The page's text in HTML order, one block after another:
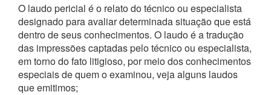
O laudo pericial é o relato do técnico ou especialista
designado para avaliar determinada situação que está
dentro de seus conhecimentos. O laudo é a tradução
das impressões captadas pelo técnico ou especialista,
em torno do fato litigioso, por meio dos conhecimentos
especiais de quem o examinou, veja alguns laudos
que emitimos;